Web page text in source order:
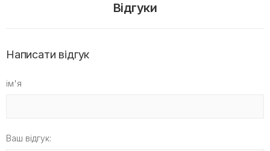
Відгуки
Написати відгук
ім'я
Ваш відгук: